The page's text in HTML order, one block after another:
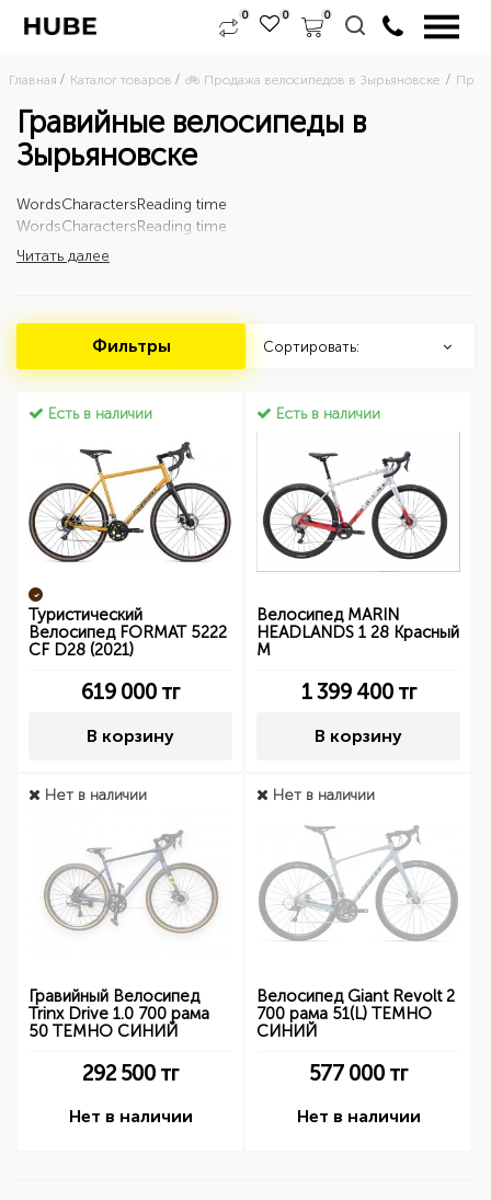
0 0 0
Главная Каталог товаров 🚲 Продажа велосипедов в Зырьяновске
Гравийные велосипеды в
Зырьяновске
WordsCharactersReading time
WordsCharactersReading time
Читать далее
Фильтры Сортировать:
Есть в наличии
Туристический
Велосипед FORMAT 5222
CF D28 (2021)
619 000 тг
В корзину
Есть в наличии
Велосипед MARIN
HEADLANDS 1 28 Красный
М
1 399 400тг
В корзину
Нет в наличии
Гравийный Велосипед
Trinx Drive 1.0 700 рама
50 ТЕМНО СИНИЙ
292 500 тг
Нет в наличии
Нет в наличии
Велосипед Giant Revolt 2
700 рама 51(L) ТЕМНО
СИНИЙ
577 000 тг
Нет в наличии